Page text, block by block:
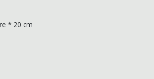
* 20 cm